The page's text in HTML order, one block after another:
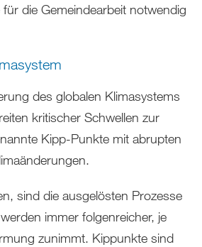
die Gemeindearbeit notwendig
des globalen Klimasystems
kritischer Schwellen zur
Kipp-Punkte mit abrupten
sind die ausgelösten Prozesse
immer folgenreicher, je
zunimmt. Kippunkte sind